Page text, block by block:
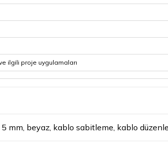
ilgili proje uygulamaları
5 mm, beyaz, kablo sabitleme, kablo